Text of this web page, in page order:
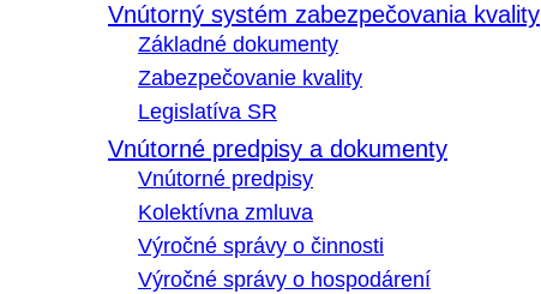
Vnútorný systém zabezpečovania kvality
Základné dokumenty
Zabezpečovanie kvality
Legislatíva SR
Vnútorné predpisy a dokumenty
Vnútorné predpisy
Kolektívna zmluva
Výročné správy o činnosti
Výročné správy o hospodárení